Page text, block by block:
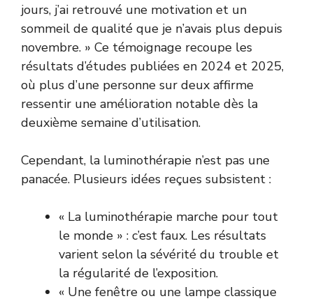
jours, j’ai retrouvé une motivation et un
sommeil de qualité que je n’avais plus depuis
novembre. » Ce témoignage recoupe les
résultats d’études publiées en 2024 et 2025,
où plus d’une personne sur deux affirme
ressentir une amélioration notable dès la
deuxième semaine d’utilisation.
Cependant, la luminothérapie n’est pas une
panacée. Plusieurs idées reçues subsistent :
« La luminothérapie marche pour tout
le monde » : c’est faux. Les résultats
varient selon la sévérité du trouble et
la régularité de l’exposition.
« Une fenêtre ou une lampe classique